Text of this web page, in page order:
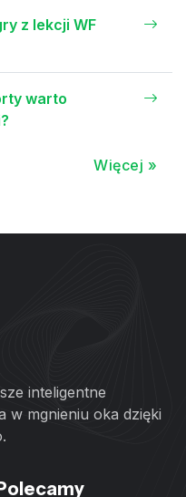
z lekcji WF
warto
Więcej »
inteligentne
w mgnieniu oka dzięki